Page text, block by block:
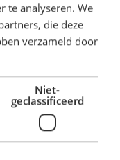
te analyseren. We
die deze
verzameld door
Niet-
geclassificeerd